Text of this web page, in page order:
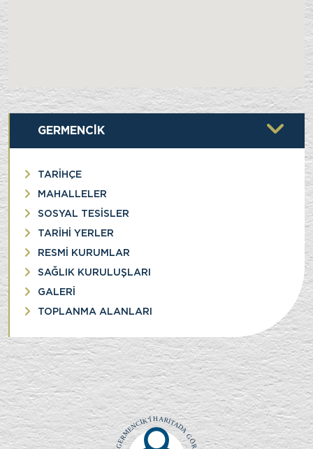
GERMENCİK
TARİHÇE
MAHALLELER
SOSYAL TESİSLER
TARİHİ YERLER
RESMİ KURUMLAR
SAĞLIK KURULUŞLARI
GALERİ
TOPLANMA ALANLARI